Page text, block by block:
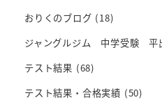
おりくのブログ (18)
ジャングルジム 中学受験 平
テスト結果 (68)
テスト結果・合格実績 (50)